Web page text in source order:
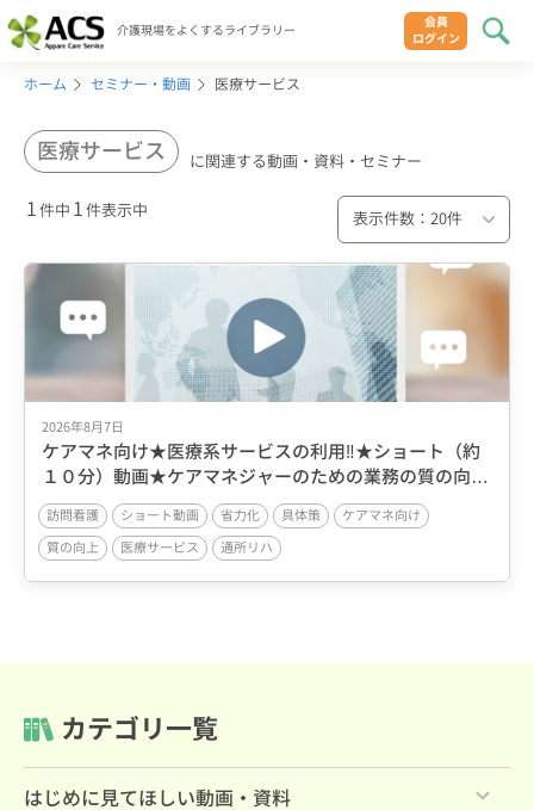
介護現場をよくするライブラリー
会員
ログイン
ホーム セミナー・動画 医療サービス
医療サービス に関連する動画・資料・セミナー
1件中 1件表示中
2026年8月7日
ケアマネ向け★医療系サービスの利用‼★ショート（約
１０分）動画★ケアマネジャーのための業務の質の向上
と省力化を同時に実現する具体策シリーズ第6回各種サ
ービスのルール／訪問介護／通所介護／ショートステイ
／福祉用具／医療系サービス
訪問看護 ショート動画 省力化 具体策
ケアマネ向け
質の向上
医療サービス 通所リハ
カテゴリ一覧
はじめに見てほしい動画・資料